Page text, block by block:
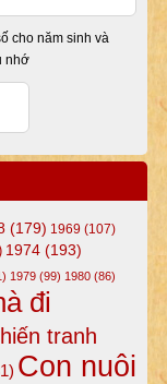
cho năm sinh và
nhớ
(179) 1969 (107)
1974(193)
1979(99) 1980(86)
đi
tranh
Con nuôi